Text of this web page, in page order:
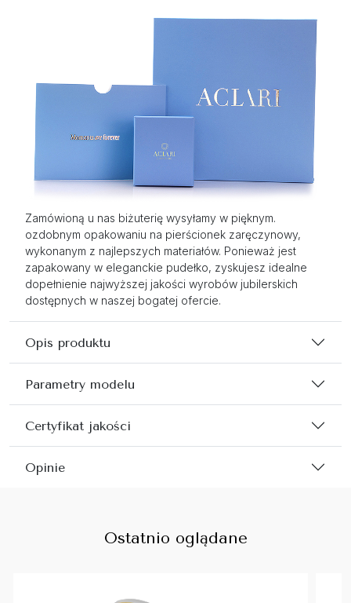
Zamówioną u nas biżuterię wysyłamy w pięknym.
ozdobnym opakowaniu na pierścionek zaręczynowy,
wykonanym z najlepszych materiałów. Ponieważ jest
zapakowany w eleganckie pudełko, zyskujesz idealne
dopełnienie najwyższej jakości wyrobów jubilerskich
dostępnych w naszej bogatej ofercie.
Opis produktu
Parametry modelu
Certyfikat jakości
Opinie
Ostatnio oglądane